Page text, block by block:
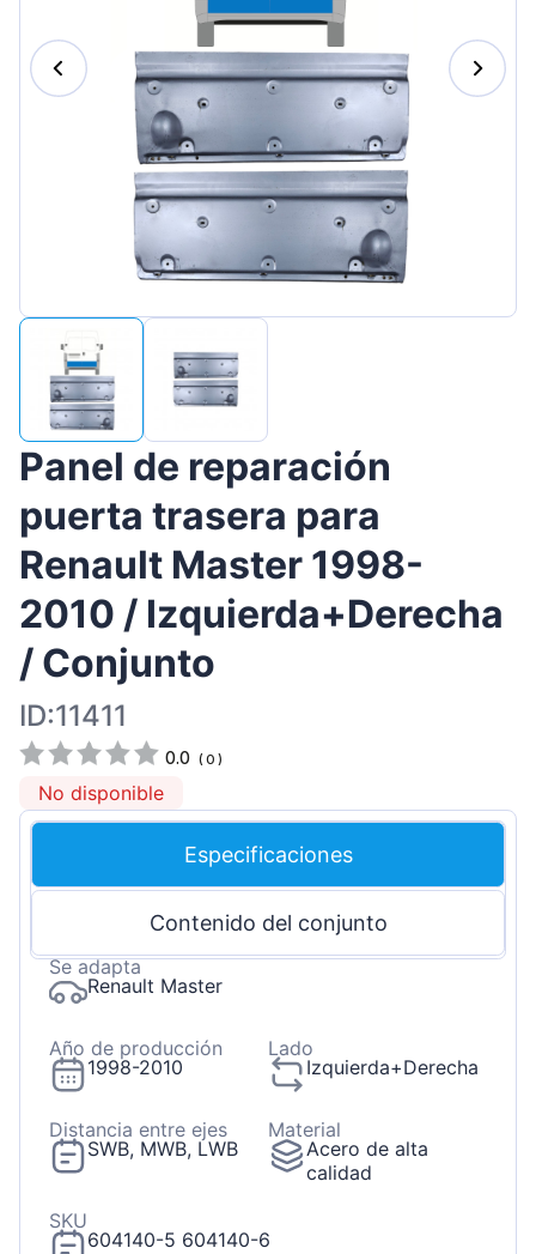
Hrvatski
Slovenian
Latvian
Slovenčina
Panel de reparación
puerta trasera para
Renault Master 1998-
2010 / Izquierda+Derecha
/ Conjunto
ID:11411
0.0 (0 )
No disponible
Especificaciones
Contenido del conjunto
Se adapta
Renault Master
Año de producción
1998-2010
Lado
Izquierda+Derecha
Distancia entre ejes
SWB, MWB, LWB
Material
Acero de alta
calidad
SKU
604140-5 604140-6